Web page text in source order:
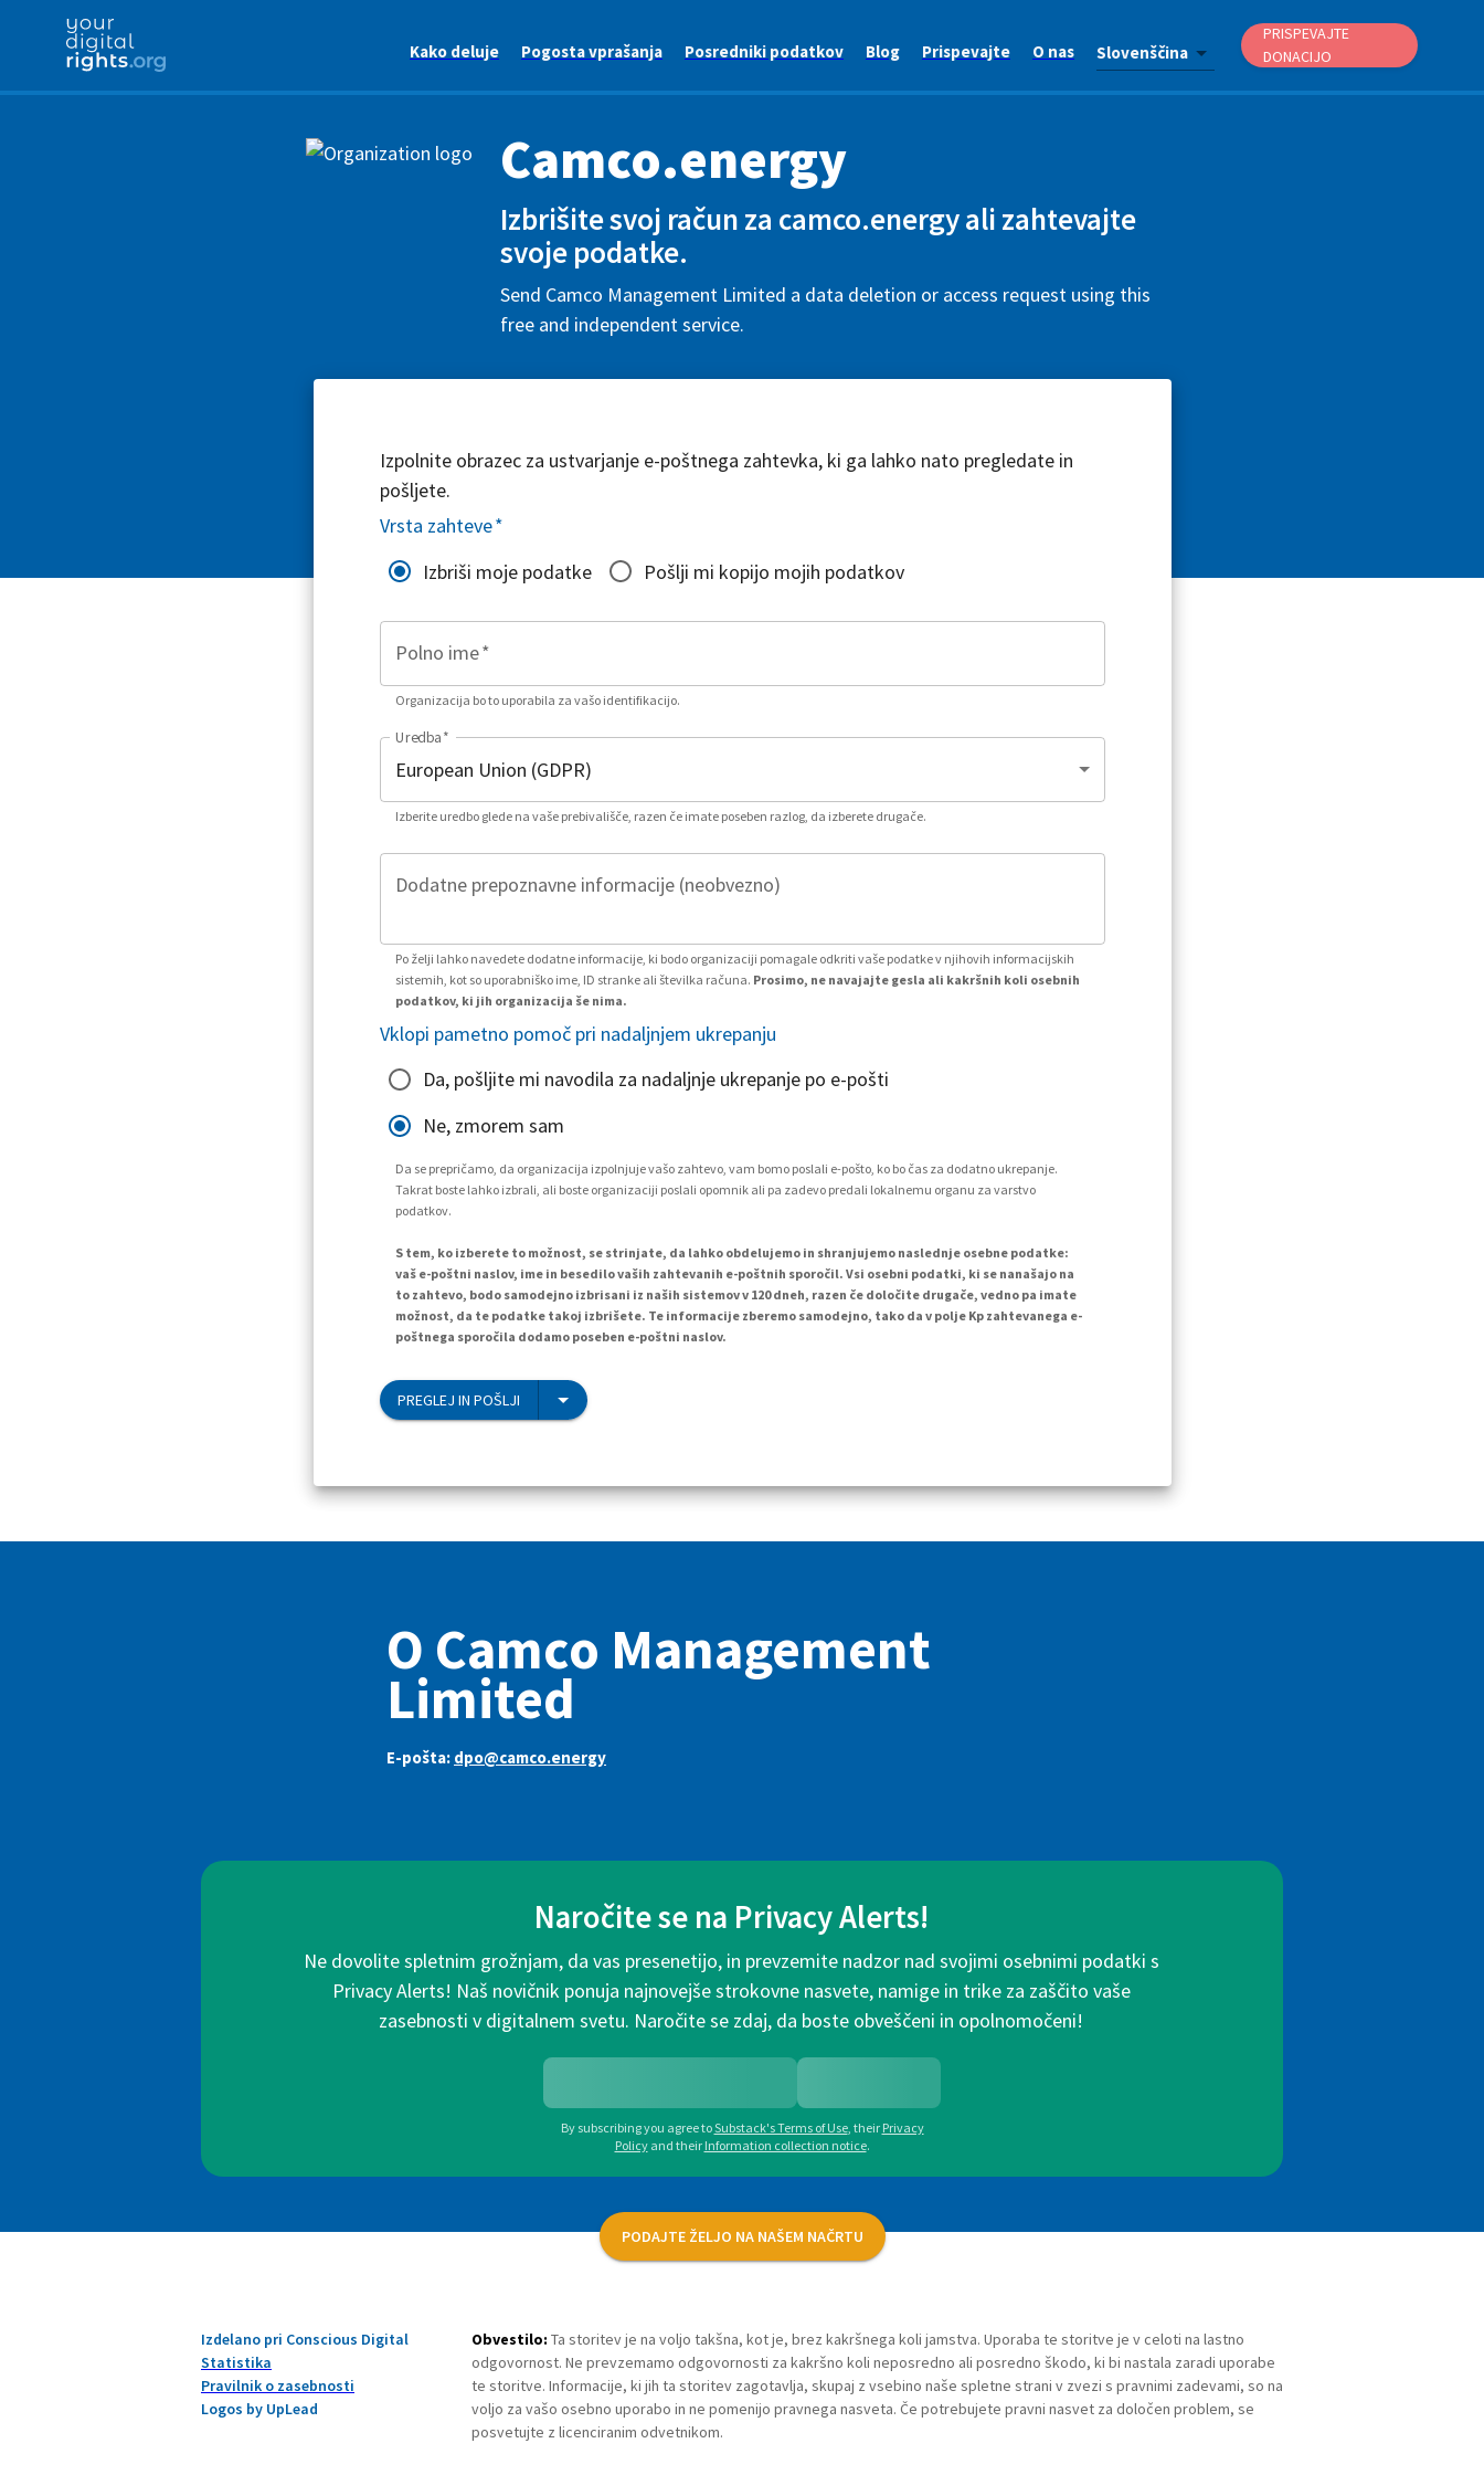
Kako deluje Pogosta vprašanja Posredniki podatkov Blog Prispevajte O nas Slovenščina
PRISPEVAJTE
DONACIJO
Camco.energy
Izbrišite svoj račun za camco.energy ali zahtevajte
svoje podatke.
Send Camco Management Limited a data deletion or access request using this
free and independent service.
Izpolnite obrazec za ustvarjanje e-poštnega zahtevka, ki ga lahko nato pregledate in
pošljete.
Vrsta zahteve*
Izbriši moje podatke
Pošlji mi kopijo mojih podatkov
Polno ime*
Organizacija bo to uporabila za vašo identifikacijo.
Uredba*
Izberite uredbo glede na vaše prebivališče, razen če imate poseben razlog, da izberete drugače.
Dodatne prepoznavne informacije (neobvezno)
Po želji lahko navedete dodatne informacije, ki bodo organizaciji pomagale odkriti vaše podatke v njihovih informacijskih
sistemih, kot so uporabniško ime, ID stranke ali številka računa. Prosimo, ne navajajte gesla ali kakršnih koli osebnih
podatkov, ki jih organizacija še nima.
Vklopi pametno pomoč pri nadaljnjem ukrepanju
Da, pošljite mi navodila za nadaljnje ukrepanje po e-pošti
Ne, zmorem sam
Da se prepričamo, da organizacija izpolnjuje vašo zahtevo, vam bomo poslali e-pošto, ko bo čas za dodatno ukrepanje.
Takrat boste lahko izbrali, ali boste organizaciji poslali opomnik ali pa zadevo predali lokalnemu organu za varstvo
podatkov.
S tem, ko izberete to možnost, se strinjate, da lahko obdelujemo in shranjujemo naslednje osebne podatke:
vaš e-poštni naslov, ime in besedilo vaših zahtevanih e-poštnih sporočil. Vsi osebni podatki, ki se nanašajo na
to zahtevo, bodo samodejno izbrisani iz naših sistemov v 120 dneh, razen če določite drugače, vedno pa imate
možnost, da te podatke takoj izbrišete. Te informacije zberemo samodejno, tako da v polje Kp zahtevanega e-
poštnega sporočila dodamo poseben e-poštni naslov.
PREGLEJ IN POŠLJI
O Camco Management
Limited
E-pošta: dpo@camco.energy
Naročite se na Privacy Alerts!
Ne dovolite spletnim grožnjam, da vas presenetijo, in prevzemite nadzor nad svojimi osebnimi podatki s
Privacy Alerts! Naš novičnik ponuja najnovejše strokovne nasvete, namige in trike za zaščito vaše
zasebnosti v digitalnem svetu. Naročite se zdaj, da boste obveščeni in opolnomočeni!
By subscribing you agree toSubstack's Terms of Use, their Privacy
Policy and their Information collection notice.
PODAJTE ŽELJO NA NAŠEM NAČRTU
Izdelano pri Conscious Digital
Statistika
Pravilnik o zasebnosti
Logos by UpLead
Obvestilo: Ta storitev je na voljo takšna, kot je, brez kakršnega koli jamstva. Uporaba te storitve je v celoti na lastno
odgovornost. Ne prevzemamo odgovornosti za kakršno koli neposredno ali posredno škodo, ki bi nastala zaradi uporabe
te storitve. Informacije, ki jih ta storitev zagotavlja, skupaj z vsebino naše spletne strani v zvezi s pravnimi zadevami, so na
voljo za vašo osebno uporabo in ne pomenijo pravnega nasveta. Če potrebujete pravni nasvet za določen problem, se
posvetujte z licenciranim odvetnikom.